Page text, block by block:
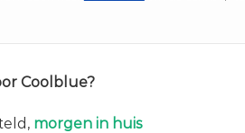
Coolblue?
morgen in huis